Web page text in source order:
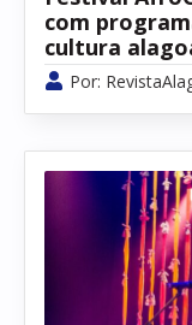
com
cultura
Por: